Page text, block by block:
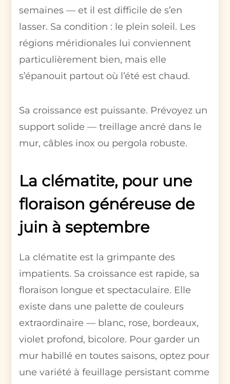
semaines — et il est difficile de s’en
lasser. Sa condition : le plein soleil. Les
régions méridionales lui conviennent
particulièrement bien, mais elle
s’épanouit partout où l’été est chaud.
Sa croissance est puissante. Prévoyez un
support solide — treillage ancré dans le
mur, câbles inox ou pergola robuste.
La clématite, pour une
floraison généreuse de
juin à septembre
La clématite est la grimpante des
impatients. Sa croissance est rapide, sa
floraison longue et spectaculaire. Elle
existe dans une palette de couleurs
extraordinaire — blanc, rose, bordeaux,
violet profond, bicolore. Pour garder un
mur habillé en toutes saisons, optez pour
une variété à feuillage persistant comme